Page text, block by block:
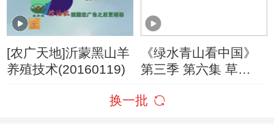
[农广天地]沂蒙黑山羊
养殖技术(20160119)
《绿水青山看中国》
第三季 第六集 草
换一批